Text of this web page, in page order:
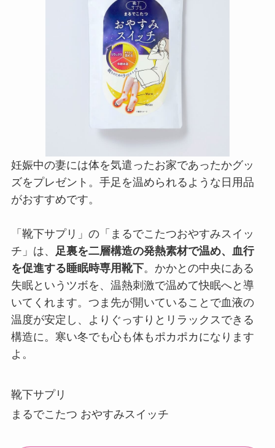
妊娠中の妻には体を気遣ったお家であったかグッ
ズをプレゼント。手足を温められるような日用品
がおすすめです。
「靴下サプリ」の「まるでこたつおやすみスイッ
チ」は、 足裏を二層構造の発熱素材で温め、血行
を促進する睡眠時専用靴下。かかとの中央にある
失眠というツボを、温熱刺激で温めて快眠へと導
いてくれます。つま先が開いていることで血液の
温度が安定し、よりぐっすりとリラックスできる
構造に。寒い冬でも心も体もポカポカになります
よ。
靴下サプリ
まるでこたつ おやすみスイッチ